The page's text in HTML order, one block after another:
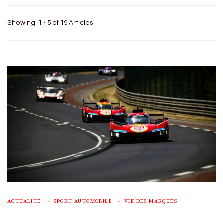
Showing: 1 - 5 of 19 Articles
ACTUALITÉ SPORT AUTOMOBILE VIE DES MARQUES